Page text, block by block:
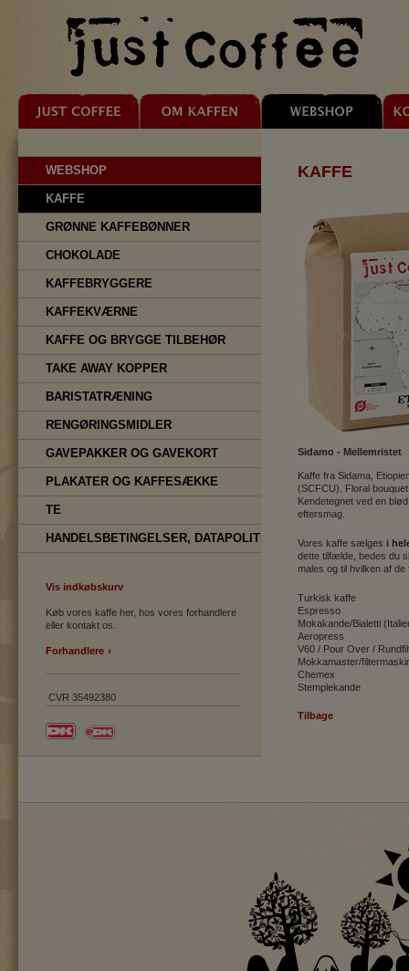
WEBSHOP
KAFFE
GRØNNE KAFFEBØNNER
CHOKOLADE
KAFFEBRYGGERE
KAFFEKVÆRNE
KAFFE OG BRYGGE TILBEHØR
TAKE AWAY KOPPER
BARISTATRÆNING
RENGØRINGSMIDLER
GAVEPAKKER OG GAVEKORT
PLAKATER OG KAFFESÆKKE
TE
HANDELSBETINGELSER, DATAPOLITIK
Vis indkøbskurv
Køb vores kaffe her, hos vores forhandlere
eller kontakt os.
Forhandlere
CVR 35492380
KAFFE
Sidamo - Mellemristet
Kaffe fra Sidama,
(SCFCU). Floral
Kendetegnet ved en
eftersmag.
Vores kaffe sælges i
dette tilfælde, bedes du
males og til hvilken af
Turkisk kaffe
Espresso
Mokakande/Bialetti
Aeropress
V60 / Pour Over /
Mokkamaster/
Chemex
Stemplekande
Tilbage